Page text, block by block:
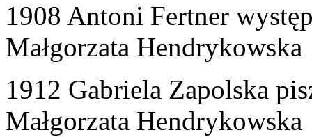
1908 Antoni Fertner
Małgorzata
1912 Gabriela Zapolska
Małgorzata